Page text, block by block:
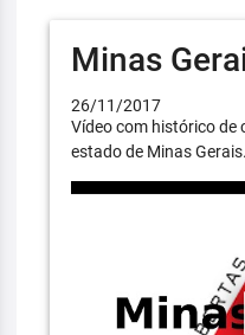
Minas
26/11/2017
Vídeo com histórico de
estado de Minas Gerais.